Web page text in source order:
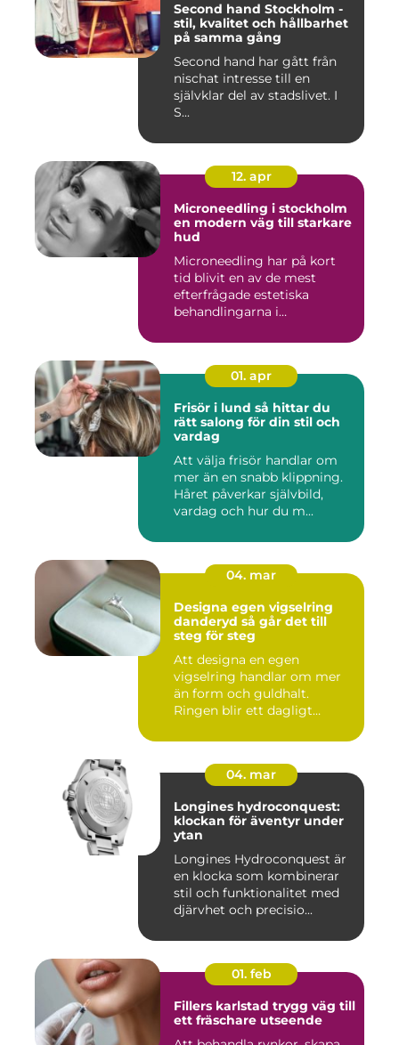
Second hand Stockholm -
stil, kvalitet och hållbarhet
på samma gång
Second hand har gått från
nischat intresse till en
självklar del av stadslivet. I
S...
12. apr
Microneedling i stockholm
en modern väg till starkare
hud
Microneedling har på kort
tid blivit en av de mest
efterfrågade estetiska
behandlingarna i
01. apr
Frisör i lund så hittar du
rätt salong för din stil och
vardag
Att välja frisör handlar om
mer än en snabb klippning.
Håret påverkar självbild,
vardag och hur du m...
04. mar
Designa egen vigselring
danderyd så går det till
steg för steg
Att designa en egen
vigselring handlar om mer
än form och guldhalt.
Ringen blir ett dagligt
04. mar
Longines hydroconquest:
klockan för äventyr under
ytan
Longines Hydroconquest är
en klocka som kombinerar
stil och funktionalitet med
djärvhet och precisio...
01. feb
Fillers karlstad trygg väg till
ett fräschare utseende